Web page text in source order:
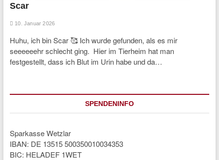
Scar
10. Januar 2026
Huhu, ich bin Scar 🥰 Ich wurde gefunden, als es mir
seeeeeehr schlecht ging. Hier im Tierheim hat man
festgestellt, dass ich Blut im Urin habe und da…
SPENDENINFO
Sparkasse Wetzlar
IBAN: DE 13515 500350010034353
BIC: HELADEF 1WET